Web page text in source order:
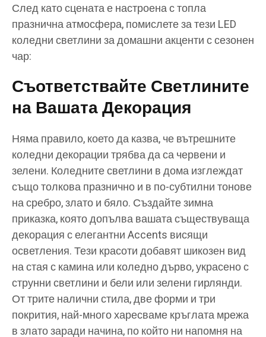
След като сцената е настроена с топла
празнична атмосфера, помислете за тези LED
коледни светлини за домашни акценти с сезонен
чар:
Съответствайте Светлините
на Вашата Декорация
Няма правило, което да казва, че вътрешните
коледни декорации трябва да са червени и
зелени. Коледните светлини в дома изглеждат
също толкова празнично и в по-субтилни тонове
на сребро, злато и бяло. Създайте зимна
приказка, която допълва вашата съществуваща
декорация с елегантни Accents висящи
осветления. Тези красоти добавят шикозен вид
на стая с камина или коледно дърво, украсено с
струнни светлини и бели или зелени гирлянди.
От трите налични стила, две форми и три
покрития, най-много харесваме кръглата мрежа
в злато заради начина, по който ни напомня на